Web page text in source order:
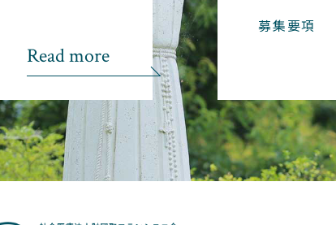
Read more
募集要項